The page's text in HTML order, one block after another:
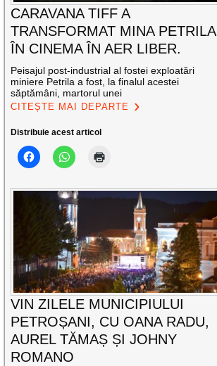
CARAVANA TIFF A
TRANSFORMAT MINA PETRILA
ÎN CINEMA ÎN AER LIBER.
Peisajul post-industrial al fostei exploatări
miniere Petrila a fost, la finalul acestei
săptămâni, martorul unei
CITEȘTE MAI DEPARTE
Distribuie acest articol
VIN ZILELE MUNICIPIULUI
PETROȘANI, CU OANA RADU,
AUREL TĂMAȘ ȘI JOHNY
ROMANO